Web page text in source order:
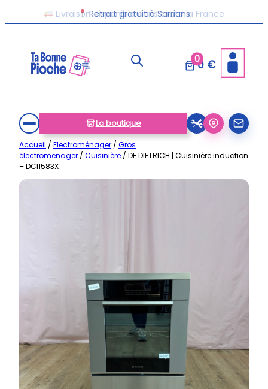
au
Livraison disponible dans toute la France
00 €
La boutique
Accueil / Electroménager / Gros
électromenager / Cuisinière / DE DIETRICH | Cuisinière induction
– DCI1583X